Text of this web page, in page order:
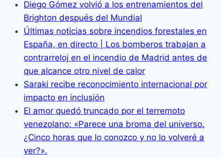
Diego Gómez volvió a los entrenamientos del
Brighton después del Mundial
Últimas noticias sobre incendios forestales en
España, en directo | Los bomberos trabajan a
contrarreloj en el incendio de Madrid antes de
que alcance otro nivel de calor
Saraki recibe reconocimiento internacional por
impacto en inclusión
El amor quedó truncado por el terremoto
venezolano: «Parece una broma del universo.
¿Cinco horas que lo conozco y no lo volveré a
ver?».